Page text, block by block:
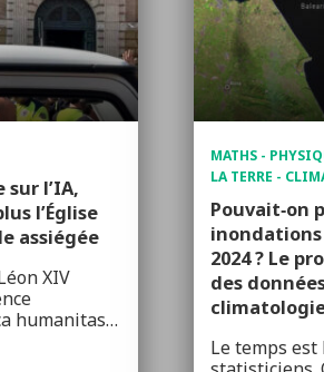
sur l’IA,
l’Église
assiégée
XIV
humanitas…
MATHS -
LA TERRE -
Pouvait‑on
inondations
2024 ? Le
des
Le temps est